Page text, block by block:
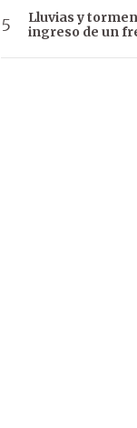
Lluvias y
ingreso de un